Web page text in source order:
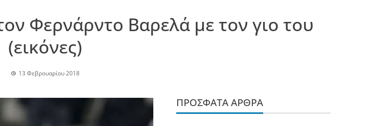
Φερνάρντο Βαρελά με τον γιο του
(εικόνες)
13 Φεβρουαρίου 2018
ΠΡΌΣΦΑΤΑ ΆΡΘΡΑ